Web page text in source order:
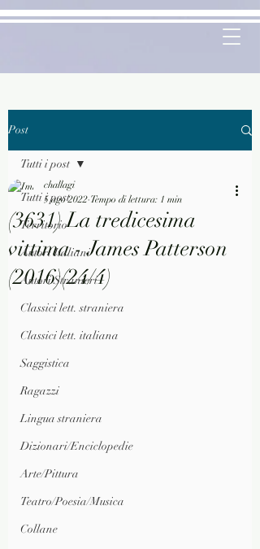
Post
Tutti i post
Territorio
Autori Italiani
Autori Stranieri
Classici lett. straniera
Classici lett. italiana
Saggistica
Ragazzi
Lingua straniera
Dizionari/Enciclopedie
Arte/Pittura
Teatro/Poesia/Musica
Collane
Tutti i post
(3631) La tredicesima
vittima - James Patterson
(2016)(24/4)
challagi
5 ago 2022 Tempo di lettura: 1 min